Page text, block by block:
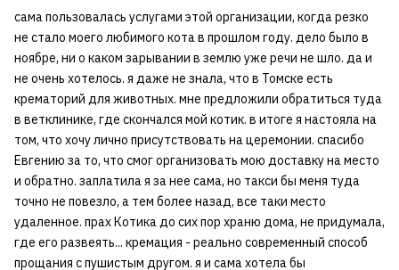
сама пользовалась услугами этой организации, когда резко
не стало моего любимого кота в прошлом году. дело было в
ноябре, ни о каком зарывании в землю уже речи не шло. да и
не очень хотелось. я даже не знала, что в Томске есть
крематорий для животных. мне предложили обратиться туда
в ветклинике, где скончался мой котик. в итоге я настояла на
том, что хочу лично присутствовать на церемонии. спасибо
Евгению за то, что смог организовать мою доставку на место
и обратно. заплатила я за нее сама, но такси бы меня туда
точно не повезло, а тем более назад, все таки место
удаленное. прах Котика до сих пор храню дома, не придумала,
где его развеять... кремация - реально современный способ
прощания с пушистым другом. я и сама хотела бы